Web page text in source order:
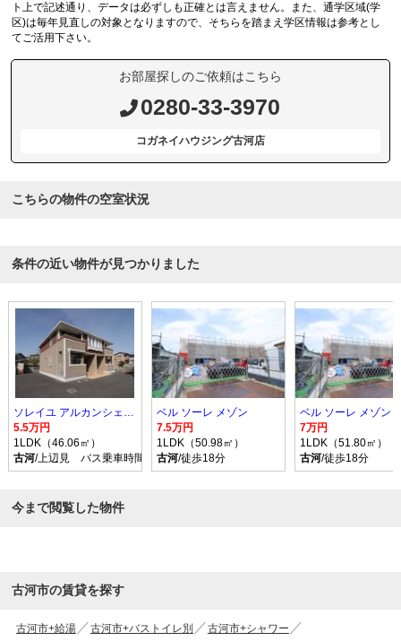
ト上で記述通り、データは必ずしも正確とは言えません。また、通学区域(学
区)は毎年見直しの対象となりますので、そちらを踏まえ学区情報は参考とし
てご活用下さい。
お部屋探しのご依頼はこちら
0280-33-3970
コガネイハウジング古河店
こちらの物件の空室状況
条件の近い物件が見つかりました
ソレイユ アルカンシェル Ｂ
5.5万円
1LDK（46.06㎡）
古河/上辺見 バス乗車時間10分 停歩9分
ベル ソーレ メゾン
7.5万円
1LDK（50.98㎡）
古河/徒歩18分
ベル ソーレ メゾン
7万円
1LDK（51.80㎡）
古河/徒歩18分
今まで閲覧した物件
古河市の賃貸を探す
古河市+給湯 古河市+バストイレ別
古河市+シャワー